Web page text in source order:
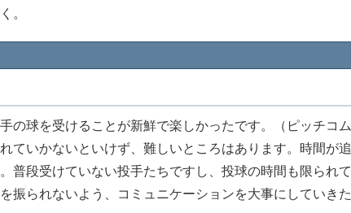
。
の球を受けることが新鮮で楽しかったです。（ピッチコム
ていかないといけず、難しいところはあります。時間が追
普段受けていない投手たちですし、投球の時間も限られて
振られないよう、コミュニケーションを大事にしていきた